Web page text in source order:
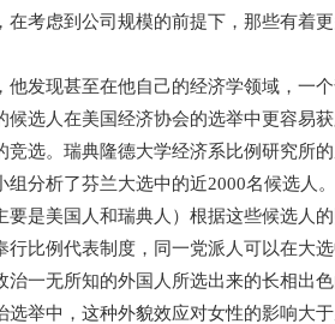
在考虑到公司规模的前提下，那些有着
他发现甚至在他自己的经济学领域，一
候选人在美国经济协会的选举中更容易获
竞选。瑞典隆德大学经济系比例研究所
分析了芬兰大选中的近2000名候选人。
要是美国人和瑞典人）根据这些候选人
行比例代表制度，同一党派人可以在大
治一无所知的外国人所选出来的长相出
选举中，这种外貌效应对女性的影响大于